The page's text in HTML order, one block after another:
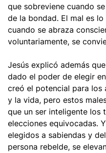
que sobreviene cuando
de la bondad. El mal es
cuando se abraza
voluntariamente, se
Jesús explicó además
dado el poder de elegir
creó el potencial para los
y la vida, pero estos
que un ser inteligente los
elecciones equivocadas.
elegidos a sabiendas y
persona rebelde, se